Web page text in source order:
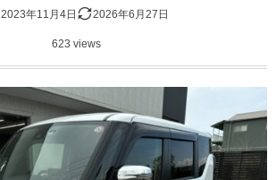
2023年11月4日 2026年6月27日
623 views